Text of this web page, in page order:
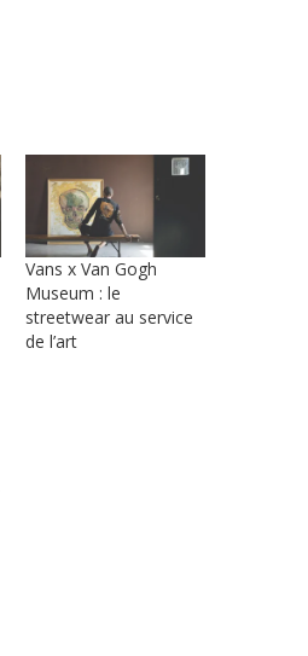
Vans x Van Gogh
Museum : le
streetwear au service
de l’art